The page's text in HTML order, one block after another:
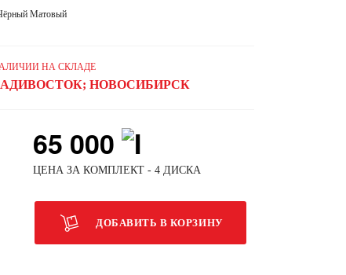
Матовый
НА СКЛАДЕ
НОВОСИБИРСК
65 000
ЦЕНА ЗА КОМПЛЕКТ - 4 ДИСКА
ДОБАВИТЬ В КОРЗИНУ